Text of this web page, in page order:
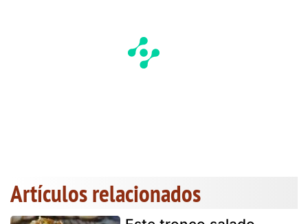
Artículos relacionados